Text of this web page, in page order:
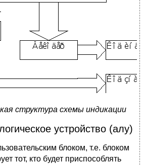
структура схемы индикации
устройство (алу)
блоком, т.е. блоком
тот, кто будет приспособлять